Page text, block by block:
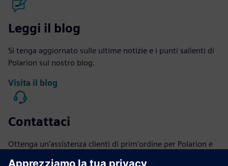
Leggi il blog
Si tenga aggiornato sulle ultime notizie e i punti salienti di
Polarion sul nostro blog.
Visita il blog
Contattaci
Ottenga un'assistenza clienti di prim'ordine per Polarion e